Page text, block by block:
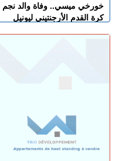
خورخي ميسي.. وفاة والد نجم
كرة القدم الأرجنتيني ليونيل
واتهامات زائفة تورط مرشحة
للهجرة السرية
أحرارين ينهي حياة سائق سيارة
أجرة ويصيب آخرين بجروح
السبت 08 غشت | 11:34